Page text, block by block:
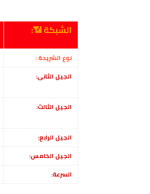
الشبكة 📶:
نوع الشريحة :
الجيل الثانى:
الجيل الثالث:
الجيل الرابع:
الجيل الخامس:
السرعة: